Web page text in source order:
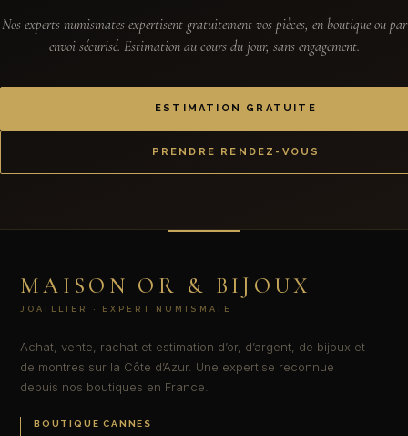
Nos experts numismates expertisent gratuitement vos pièces, en boutique ou par
envoi sécurisé. Estimation au cours du jour, sans engagement.
ESTIMATION GRATUITE
PRENDRE RENDEZ-VOUS
MAISON OR & BIJOUX
JOAILLIER · EXPERT NUMISMATE
Achat, vente, rachat et estimation d’or, d’argent, de bijoux et
de montres sur la Côte d’Azur. Une expertise reconnue
depuis nos boutiques en France.
BOUTIQUE CANNES